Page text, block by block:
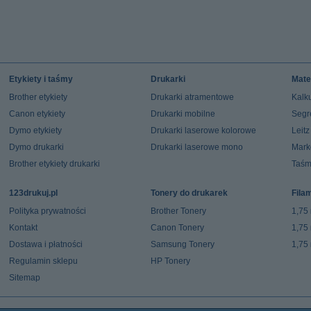
Etykiety i taśmy
Brother etykiety
Canon etykiety
Dymo etykiety
Dymo drukarki
Brother etykiety drukarki
Drukarki
Drukarki atramentowe
Drukarki mobilne
Drukarki laserowe kolorowe
Drukarki laserowe mono
123drukuj.pl
Polityka prywatności
Kontakt
Dostawa i płatności
Regulamin sklepu
Sitemap
Tonery do drukarek
Brother Tonery
Canon Tonery
Samsung Tonery
HP Tonery
1,75
1,75
1,75